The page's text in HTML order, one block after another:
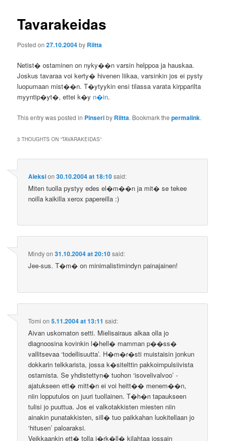
Tavarakeidas
Posted on27.10.2004by Riitta
Netist� ostaminen on nyky��n varsin helppoa ja hauskaa.
Joskus tavaraa voi kerty� hivenen liikaa, varsinkin jos ei pysty
luopumaan mist��n. T�ytyykin ensi tilassa varata kirpparilta
myyntip�yt�, ettei k�y n�in.
This entry was posted in Pinseriby Riitta. Bookmark thepermalink.
3 THOUGHTS ON “TAVARAKEIDAS”
Aleksion30.10.2004 at 18:10said:
Miten tuolla pystyy edes el�m��n ja mit� se tekee
noilla kaikilla xerox papereilla :)
Mindyon31.10.2004 at 20:10said:
Jee-sus. T�m� on minimalistimindyn painajainen!
Tomi on5.11.2004 at 13:11 said:
Aivan uskomaton setti. Mielisairaus alkaa olla jo
diagnoosina kovinkin l�hell� mamman p��ss�
vallitsevaa ‘todellisuutta’. H�m�r�sti muistaisin jonkun
dokkarin telkkarista, jossa k�sitelttin pakkoimpulsiivista
ostamista. Se yhdistettyn� tuohon ‘isovelivalvoo’ -
ajatukseen ett� mitt�n ei voi heitt�� menem��n,
niin lopputulos on juuri tuollainen. T�h�n tapaukseen
tulisi jo puuttua. Jos ei valkotakkisten miesten niin
ainakin punatakkisten, sill� tuo paikkahan luokitellaan jo
‘hitusen’ paloaraksi.
Veikkaankin ett� tolla j�rk�ll� kilahtaa jossain